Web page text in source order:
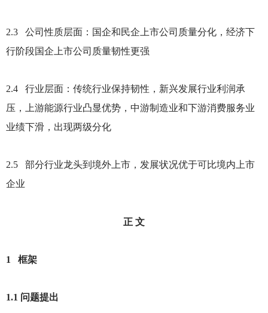
2.3 公司性质层面：国企和民企上市公司质量分化，经济下
行阶段国企上市公司质量韧性更强
2.4 行业层面：传统行业保持韧性，新兴发展行业利润承
压，上游能源行业凸显优势，中游制造业和下游消费服务业
业绩下滑，出现两级分化
2.5 部分行业龙头到境外上市，发展状况优于可比境内上市
企业
正 文
1 框架
1.1 问题提出